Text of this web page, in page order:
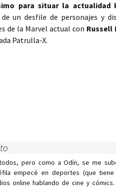
para situar la
de un desfile de personajes y
de la Marvel actual con Russell
Patrulla-X.
pero como a Odín, se me
empecé en deportes (que
online hablando de cine y